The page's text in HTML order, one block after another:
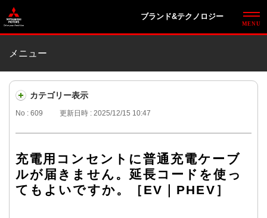
ブランド&テクノロジー
メニュー
カテゴリー表示
No : 609 更新日時 : 2025/12/15 10:47
充電用コンセントに普通充電ケーブ
ルが届きません。延長コードを使っ
てもよいですか。［EV｜PHEV］